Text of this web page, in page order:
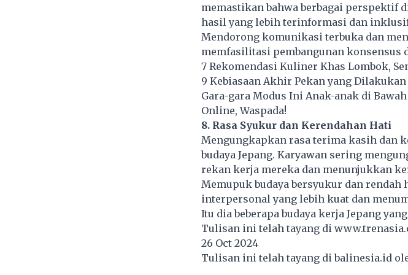
memastikan bahwa berbagai perspektif
hasil yang lebih terinformasi dan
Mendorong komunikasi terbuka dan
memfasilitasi pembangunan konsensus
7 Rekomendasi Kuliner Khas Lombok,
9 Kebiasaan Akhir Pekan yang
Gara-gara Modus Ini Anak-anak di
Online, Waspada!
8. Rasa Syukur dan Kerendahan Hati
Mengungkapkan rasa terima kasih dan
budaya Jepang. Karyawansering
rekan kerja mereka dan menunjukkan
Memupuk budaya bersyukur dan
interpersonal yang lebih kuat dan
Itu dia beberapa budaya kerja Jepang
Tulisan ini telah tayang di
26 Oct 2024
Tulisan ini telah tayang dibalinesia.id